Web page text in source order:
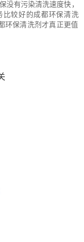
没有污染清洗速度快，
比较好的成都环保清洗
环保清洗剂才真正更值